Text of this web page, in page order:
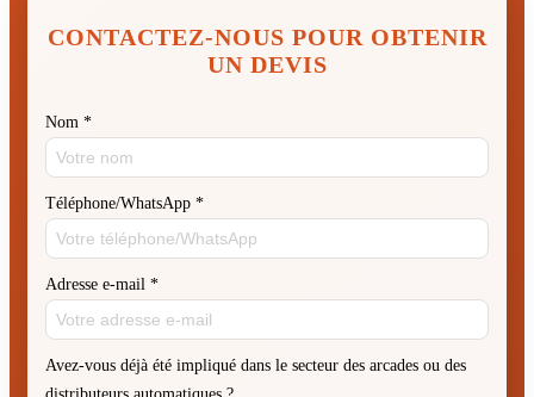
CONTACTEZ-NOUS POUR OBTENIR
UN DEVIS
Nom *
Téléphone/WhatsApp *
Adresse e-mail *
Avez-vous déjà été impliqué dans le secteur des arcades ou des